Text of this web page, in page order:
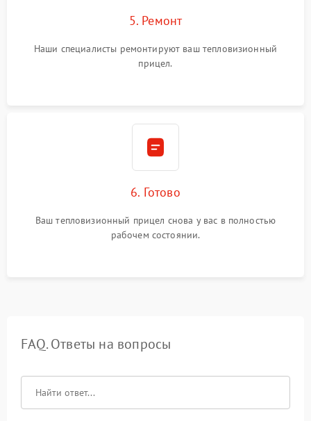
5. Ремонт
Наши специалисты ремонтируют ваш тепловизионный
прицел.
6. Готово
Ваш тепловизионный прицел снова у вас в полностью
рабочем состоянии.
FAQ. Ответы на вопросы